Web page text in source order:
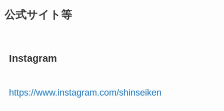
公式サイト等
Instagram
https://www.instagram.com/shinseiken